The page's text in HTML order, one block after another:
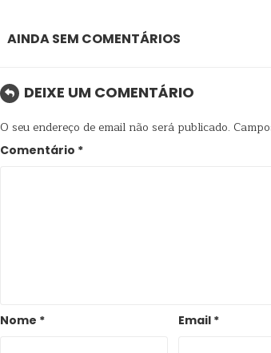
AINDA SEM COMENTÁRIOS
DEIXE UM COMENTÁRIO
O seu endereço de email não será publicado.
Comentário *
Nome * Email *